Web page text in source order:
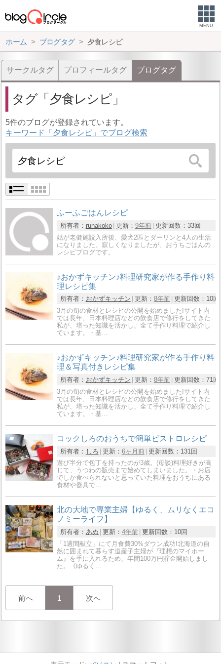
MENU
ホーム ブログタグ 夕食レシピ
サークルタグ プロフィールタグ ブログタグ
タグ 夕食レシピ
5件のブログが登録されています。
キーワード「夕食レシピ」でブログ検索
ふーふごはんレシピ
所有者： runakoko 更新： 9年前 更新回数： 33回
姑が老健施設入所後、愛犬2匹とダーリンと4人の生活
になりました。寂しくなりましたが、おうちごはんの
レシピブログです。
♪おかずキッチン♪料理研究家が作る手作り料
理レシピ集
所有者： おかずキッチン 更新： 8年前 更新回数： 10回
3月の旬の食材とレシピの公開を始めました!サイト内
では長年、日本料理店などの飲食店で修行をしてきた
私が、培った知識を活かし、全て手作り料理で紹介し
ています。・基…
♪おかずキッチン♪料理研究家が作る手作り料
理＆写真付きレシピ集
所有者： おかずキッチン 更新： 8年前 更新回数： 71回
3月の旬の食材とレシピの公開を始めました!サイト内
では長年、日本料理店などの飲食店で修行をしてきた
私が、培った知識を活かし、全て手作り料理で紹介し
ています。・基…
コックしろのおうちで簡単ビストロレシピ
所有者： しろ 更新： 6ヶ月前 更新回数： 131回
遊び半分で包丁を持ったのが3歳。(母談)料理好きが高
じて、うつわの販売まで始めてしまいました。・お店
でしか食べられないと思っていた料理をおうちにある
食材や器具で…
北の大地で専業主婦【ゆるく、ムリなくエコ
ノミーライフ】
所有者： あぬ 更新： 4年前 更新回数： 10回
「1週間献立」にて月食費30%ダウン成功!北海道の自
然に囲まれて暮らす道産子主婦が『理想のマイホー
ム』を手に入れるため、年間100万円貯金開始しまし
た。《ゆるく…
前へ 1 次へ